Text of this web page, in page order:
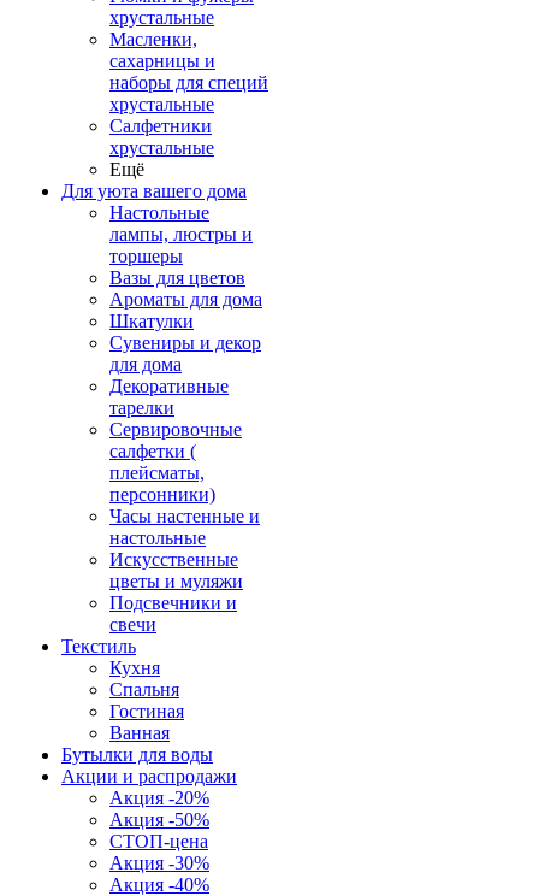
хрустальные
Масленки,
сахарницы и
наборы для специй
хрустальные
Салфетники
хрустальные
Ещё
Для уюта вашего дома
Настольные
лампы, люстры и
торшеры
Вазы для цветов
Ароматы для дома
Шкатулки
Сувениры и декор
для дома
Декоративные
тарелки
Сервировочные
салфетки (
плейсматы,
персонники)
Часы настенные и
настольные
Искусственные
цветы и муляжи
Подсвечники и
свечи
Текстиль
Кухня
Спальня
Гостиная
Ванная
Бутылки для воды
Акции и распродажи
Акция -20%
Акция -50%
СТОП-цена
Акция -30%
Акция -40%